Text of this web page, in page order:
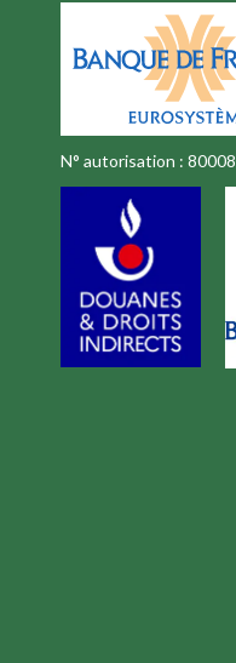
N° autorisation : 80008